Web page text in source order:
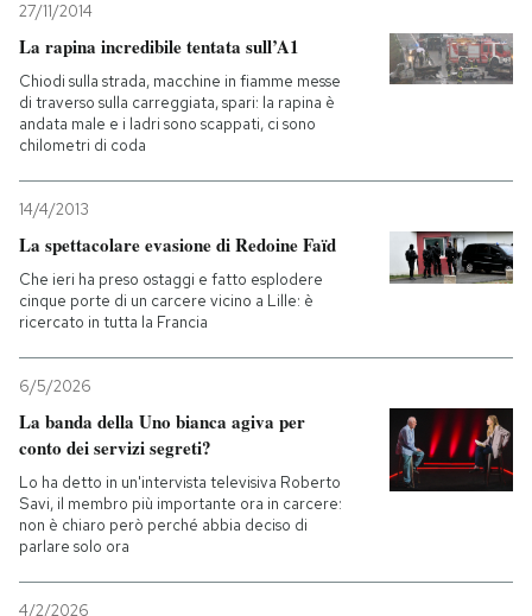
27/11/2014
La rapina incredibile tentata sull’A1
Chiodi sulla strada, macchine in fiamme messe
di traverso sulla carreggiata, spari: la rapina è
andata male e i ladri sono scappati, ci sono
chilometri di coda
14/4/2013
La spettacolare evasione di Redoine Faïd
Che ieri ha preso ostaggi e fatto esplodere
cinque porte di un carcere vicino a Lille: è
ricercato in tutta la Francia
6/5/2026
La banda della Uno bianca agiva per
conto dei servizi segreti?
Lo ha detto in un'intervista televisiva Roberto
Savi, il membro più importante ora in carcere:
non è chiaro però perché abbia deciso di
parlare solo ora
4/2/2026